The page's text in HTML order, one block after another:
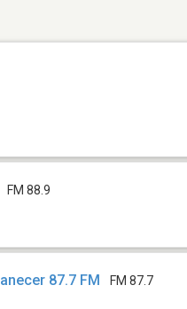
FM 88.9
87.7 FM FM 87.7